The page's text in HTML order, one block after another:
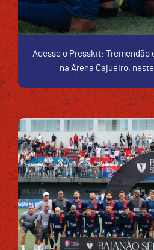
Acesse o Presskit: Tremendão
na Arena Cajueiro,